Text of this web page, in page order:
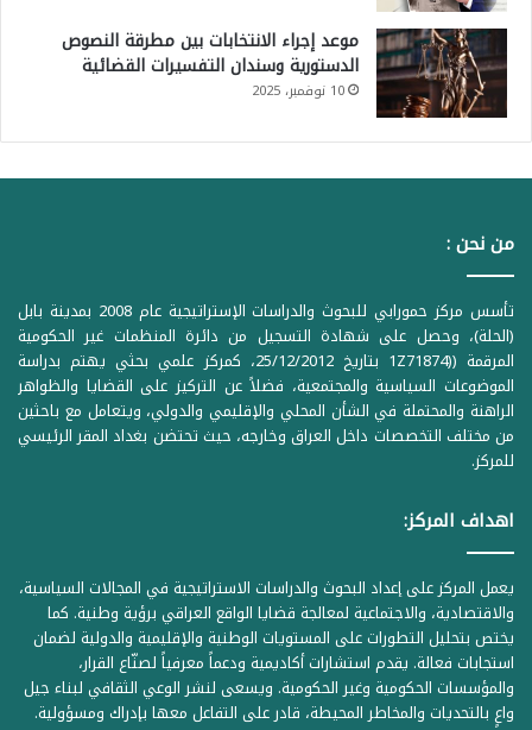
موعد إجراء الانتخابات بين مطرقة النصوص
الدستورية وسندان التفسيرات القضائية
10 نوفمبر، 2025
من نحن :
تأسس مركز حمورابي للبحوث والدراسات الإستراتيجية عام 2008 بمدينة بابل
(الحلة)، وحصل على شهادة التسجيل من دائرة المنظمات غير الحكومية
المرقمة ((1Z71874 بتاريخ 25/12/2012، كمركز علمي بحثي يهتم بدراسة
الموضوعات السياسية والمجتمعية، فضلاً عن التركيز على القضايا والظواهر
الراهنة والمحتملة في الشأن المحلي والإقليمي والدولي، ويتعامل مع باحثين
من مختلف التخصصات داخل العراق وخارجه، حيث تحتضن بغداد المقر الرئيسي
للمركز.
اهداف المركز:
يعمل المركز على إعداد البحوث والدراسات الاستراتيجية في المجالات السياسية،
والاقتصادية، والاجتماعية لمعالجة قضايا الواقع العراقي برؤية وطنية. كما
يختص بتحليل التطورات على المستويات الوطنية والإقليمية والدولية لضمان
استجابات فعالة. يقدم استشارات أكاديمية ودعماً معرفياً لصنّاع القرار،
والمؤسسات الحكومية وغير الحكومية. ويسعى لنشر الوعي الثقافي لبناء جيل
واعٍ بالتحديات والمخاطر المحيطة، قادر على التفاعل معها بإدراك ومسؤولية.